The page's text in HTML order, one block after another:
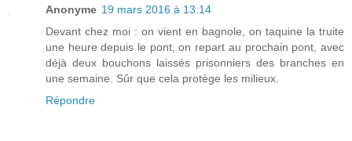
Anonyme 19 mars 2016 à 13:14
Devant chez moi : on vient en bagnole, on taquine la truite
une heure depuis le pont, on repart au prochain pont, avec
déjà deux bouchons laissés prisonniers des branches en
une semaine. Sûr que cela protège les milieux.
Répondre